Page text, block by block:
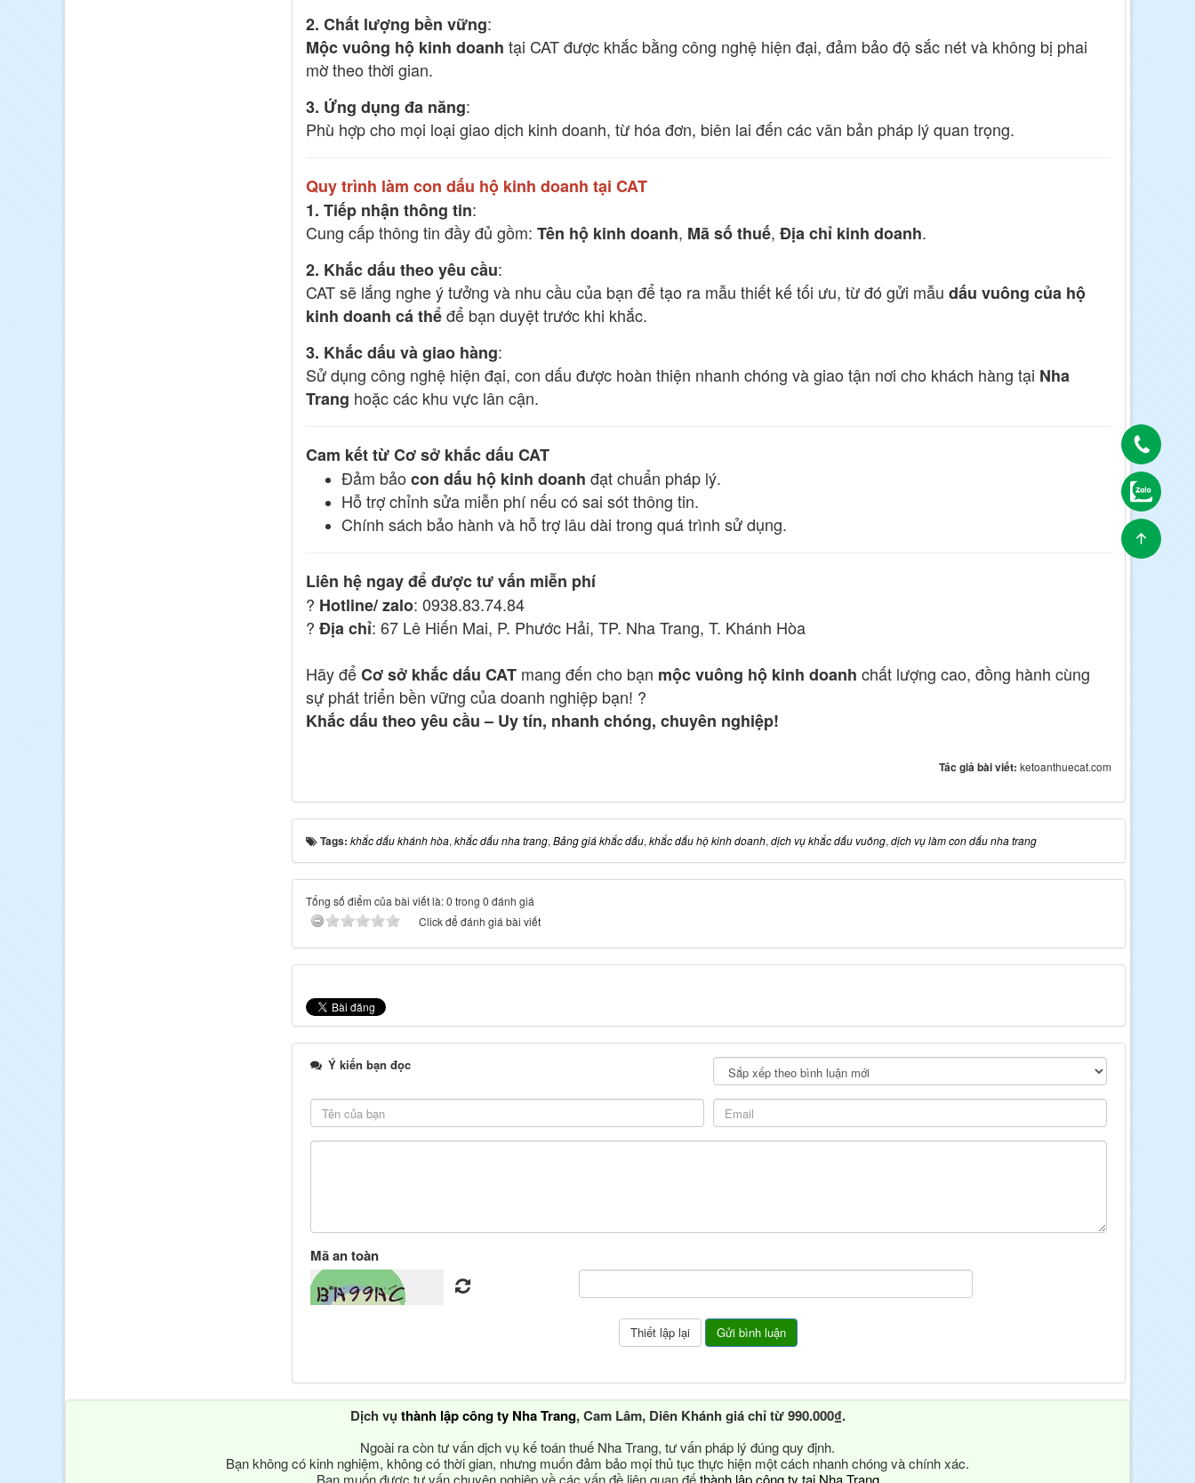
2. Chất lượng bền vững:
Mộc vuông hộ kinh doanh tại CAT được khắc bằng công nghệ hiện đại, đảm bảo độ sắc nét và không bị phai
mờ theo thời gian.
3. Ứng dụng đa năng:
Phù hợp cho mọi loại giao dịch kinh doanh, từ hóa đơn, biên lai đến các văn bản pháp lý quan trọng.
Quy trình làm con dấu hộ kinh doanh tại CAT
1. Tiếp nhận thông tin:
Cung cấp thông tin đầy đủ gồm: Tên hộ kinh doanh, Mã số thuế, Địa chỉ kinh doanh.
2. Khắc dấu theo yêu cầu:
CAT sẽ lắng nghe ý tưởng và nhu cầu của bạn để tạo ra mẫu thiết kế tối ưu, từ đó gửi mẫu dấu vuông của hộ
kinh doanh cá thểđể bạn duyệt trước khi khắc.
3. Khắc dấu và giao hàng:
Sử dụng công nghệ hiện đại, con dấu được hoàn thiện nhanh chóng và giao tận nơi cho khách hàng tại Nha
Trang hoặc các khu vực lân cận.
Cam kết từ Cơ sở khắc dấu CAT
Đảm bảo con dấu hộ kinh doanh đạt chuẩn pháp lý.
Hỗ trợ chỉnh sửa miễn phí nếu có sai sót thông tin.
Chính sách bảo hành và hỗ trợ lâu dài trong quá trình sử dụng.
Liên hệ ngay để được tư vấn miễn phí
? Hotline/ zalo: 0938.83.74.84
? Địa chỉ: 67 Lê Hiến Mai, P. Phước Hải, TP. Nha Trang, T. Khánh Hòa
Hãy đểCơ sở khắc dấu CATmang đến cho bạn mộc vuông hộ kinh doanh chất lượng cao, đồng hành cùng
sự phát triển bền vững của doanh nghiệp bạn! ?
Khắc dấu theo yêu cầu – Uy tín, nhanh chóng, chuyên nghiệp!
Tác giả bài viết: ketoanthuecat.com
Tags: khắc dấu khánh hòa, khắc dấu nha trang, Bảng giá khắc dấu, khắc dấu hộ kinh doanh, dịch vụ khắc dấu vuông, dịch vụ làm con dấu nha trang
Tổng số điểm của bài viết là: 0 trong 0 đánh giá
Click để đánh giá bài viết
Ý kiến bạn đọc
Mã an toàn
Dịch vụ thành lập công ty Nha Trang, Cam Lâm, Diên Khánh giá chỉ từ 990.000₫.
Ngoài ra còn tư vấn dịch vụ kế toán thuế Nha Trang, tư vấn pháp lý đúng quy định.
Bạn không có kinh nghiệm, không có thời gian, nhưng muốn đảm bảo mọi thủ tục thực hiện một cách nhanh chóng và chính xác.
Bạn muốn được tư vấn chuyên nghiệp về các vấn đề liên quan đếthành lập công ty tại Nha Trang